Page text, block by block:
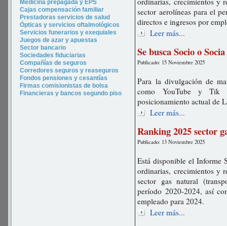
Medicina prepagada y EPS
Cajas compensación familiar
Prestadoras servicios de salud
Ópticas y servicios oftalmológicos
Servicios funerarios y exequiales
Juegos de azar y apuestas
Sector bancario
Sociedades fiduciarias
Compañías de seguros
Corredores seguros y reaseguros
Fondos pensiones y cesantías
Firmas comisionistas de bolsa
Financieras y bancos segundo piso
sector aerolíneas para el
directos e ingresos por
Leer más...
Se busca Socio o
Publicado: 15 Noviembre 2025
Para la divulgación de
como YouTube y Tik
posicionamiento actual de
Leer más...
Ranking 2025 sector
Publicado: 13 Noviembre 2025
Está disponible el Informe
ordinarias, crecimientos y
sector gas natural
período 2020-2024, así
empleado para 2024.
Leer más...